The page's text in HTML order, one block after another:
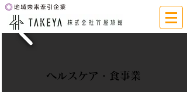
ヘルスケア・食事業